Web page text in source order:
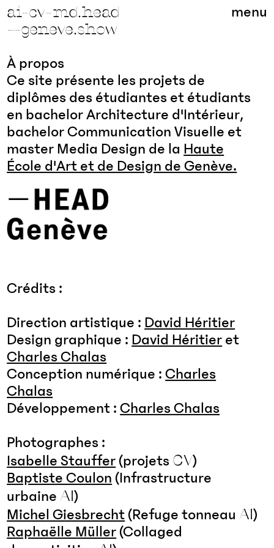
ai-cv-md.head
—geneve.show
menu
À propos
Ce site présente les projets de
diplômes des étudiantes et étudiants
en bachelor Architecture d'Intérieur,
bachelor Communication Visuelle et
master Media Design de la Haute
École d'Art et de Design de Genève.
Crédits :
Direction artistique : David Héritier
Design graphique : David Héritier et
Charles Chalas
Conception numérique :Charles
Chalas
Développement :Charles Chalas
Photographes :
Isabelle Stauffer (projets CV)
Baptiste Coulon (Infrastructure
urbaineAI)
Michel Giesbrecht (Refuge tonneauAI)
Raphaëlle Müller (Collaged